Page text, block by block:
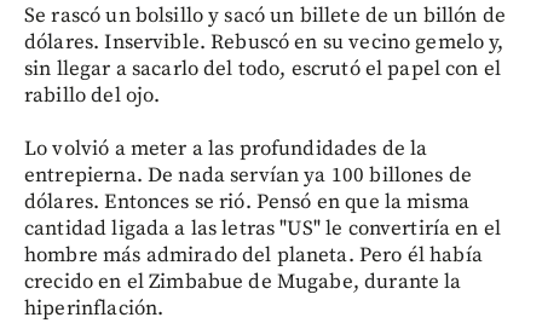
Se rascó un bolsillo y sacó un billete de un billón de
dólares. Inservible. Rebuscó en su vecino gemelo y,
sin llegar a sacarlo del todo, escrutó el papel con el
rabillo del ojo.
Lo volvió a meter a las profundidades de la
entrepierna. De nada servían ya 100 billones de
dólares. Entonces se rió. Pensó en que la misma
cantidad ligada a las letras "US" le convertiría en el
hombre más admirado del planeta. Pero él había
crecido en el Zimbabue de Mugabe, durante la
hiperinflación.